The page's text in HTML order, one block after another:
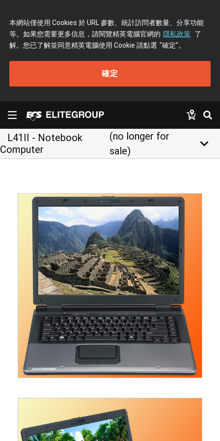
本網站僅使用 Cookies 於 URL 參數、統計訪問者數量、分享功能
等。如果您需要更多信息，請閱覽精英電腦官網的 隱私政策 了
解。您已了解並同意精英電腦使用 Cookie 請點選 "確定"。
確定
L41II - Notebook
Computer
(no longer for
sale)
keyboard_arrow_down